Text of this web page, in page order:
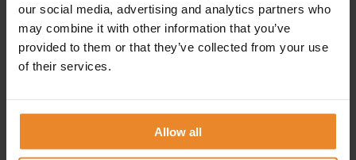
our social media, advertising and analytics partners who
may combine it with other information that you’ve
provided to them or that they’ve collected from your use
of their services.
Allow all
weer een ander inspirerend doel op te
pakken, voordat het eerste doel bereikt is. Je
helpt hem door doelen in kleinere en
hem structuur te bieden, bijvoorbeeld in de
vorm van het vastleggen van acties.